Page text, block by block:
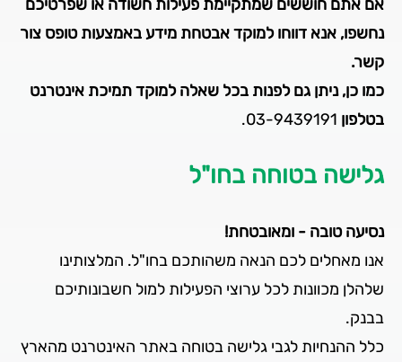
אם אתם חוששים שמתקיימת פעילות חשודה או שפרטיכם
נחשפו, אנא דווחו למוקד אבטחת מידע באמצעות טופס צור
קשר.
כמו כן, ניתן גם לפנות בכל שאלה למוקד תמיכת אינטרנט
בטלפון 03-9439191.
גלישה בטוחה בחו"ל
נסיעה טובה - ומאובטחת!
אנו מאחלים לכם הנאה משהותכם בחו"ל. המלצותינו
שלהלן מכוונות לכל ערוצי הפעילות למול חשבונותיכם
בבנק.
כלל ההנחיות לגבי גלישה בטוחה באתר האינטרנט מהארץ